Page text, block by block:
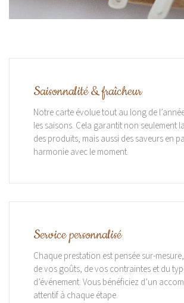
Saisonnalité & fraîcheur
Notre carte évolue tout au long de
les saisons. Cela garantit non seulement
des produits, mais aussi des saveurs en
harmonie avec le moment.
Service personnalisé
Chaque prestation est pensée sur-
de vos goûts, de vos contraintes et du
d’événement. Vous bénéficiez d’un
attentif à chaque étape.